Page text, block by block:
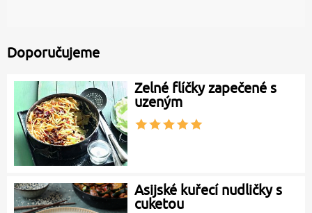
Doporučujeme
Zelné flíčky zapečené s
uzeným
Asijské kuřecí nudličky s
cuketou